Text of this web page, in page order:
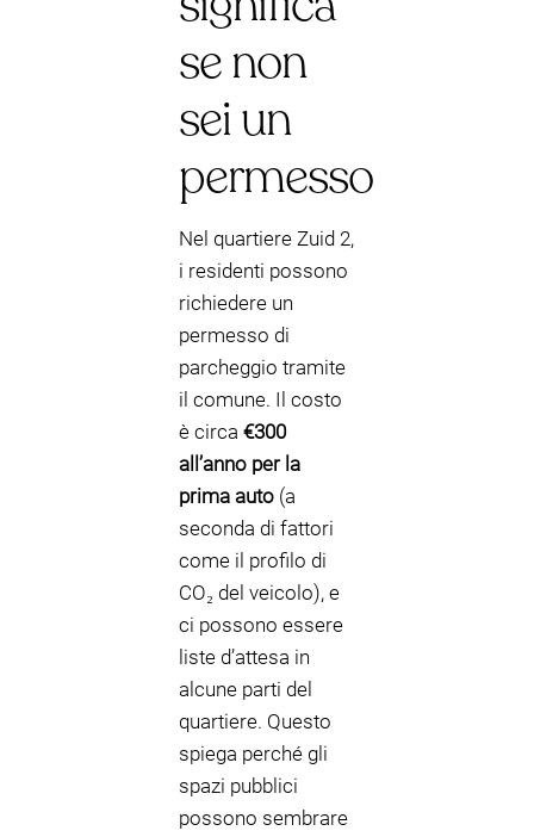
se non
sei un
permesso
Nel quartiere Zuid 2,
i residenti possono
richiedere un
permesso di
parcheggio tramite
il comune. Il costo
è circa €300
all’anno per la
prima auto (a
seconda di fattori
come il profilo di
CO₂ del veicolo), e
ci possono essere
liste d’attesa in
alcune parti del
quartiere. Questo
spiega perché gli
spazi pubblici
possono sembrare